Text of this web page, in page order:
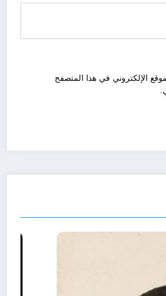
الإلكتروني في هذا المتصفح